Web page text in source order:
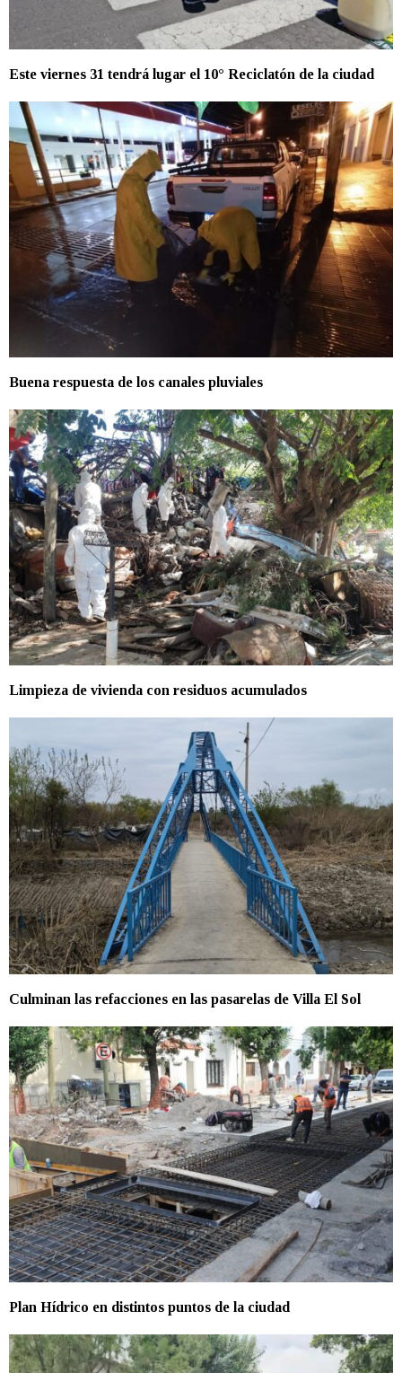
Este viernes 31 tendrá lugar el 10° Reciclatón de la ciudad
Buena respuesta de los canales pluviales
Limpieza de vivienda con residuos acumulados
Culminan las refacciones en las pasarelas de Villa El Sol
Plan Hídrico en distintos puntos de la ciudad